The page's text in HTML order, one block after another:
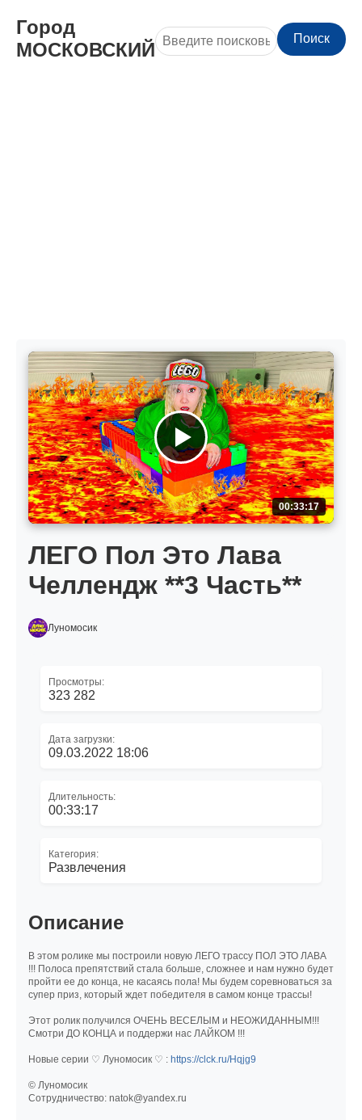
Город
МОСКОВСКИЙ
Поиск
00:33:17
ЛЕГО Пол Это Лава
Челлендж **3 Часть**
Луномосик
Просмотры:
323 282
Дата загрузки:
09.03.2022 18:06
Длительность:
00:33:17
Категория:
Развлечения
Описание
В этом ролике мы построили новую ЛЕГО трассу ПОЛ ЭТО ЛАВА
!!! Полоса препятствий стала больше, сложнее и нам нужно будет
пройти ее до конца, не касаясь пола! Мы будем соревноваться за
супер приз, который ждет победителя в самом конце трассы!
Этот ролик получился ОЧЕНЬ ВЕСЕЛЫМ и НЕОЖИДАННЫМ!!!
Смотри ДО КОНЦА и поддержи нас ЛАЙКОМ !!!
Новые серии ♡ Луномосик ♡ : https://clck.ru/Hqjg9
© Луномосик
Сотрудничество: natok@yandex.ru